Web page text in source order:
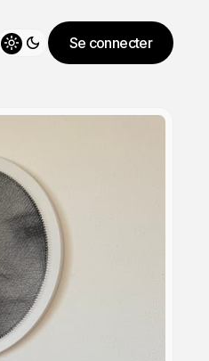
Changer de thème
Se connecter